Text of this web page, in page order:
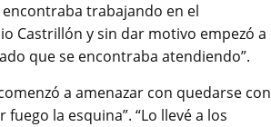
trabajando en el
Castrillón y sin dar motivo empezó a
que se encontraba atendiendo”.
a amenazar con quedarse con
la esquina”. “Lo llevé a los